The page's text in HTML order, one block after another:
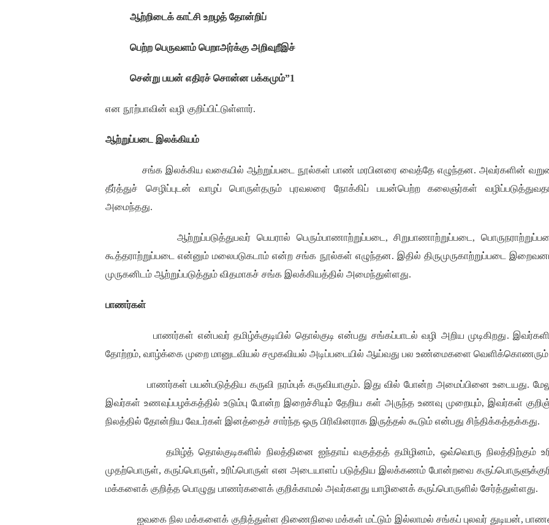
ஆற்றிடைக் காட்சி உறழத் தோன்றிப்
பெற்ற பெருவளம் பெறாஅர்க்கு அறிவுறீஇச்
சென்று பயன் எதிரச் சொன்ன பக்கமும்”1
என நூற்பாவின் வழி குறிப்பிட்டுள்ளார்.
ஆற்றுப்படை இலக்கியம்
சங்க இலக்கிய வகையில் ஆற்றுப்படை நூல்கள் பாண் மரபினரை வைத்தே எழுந்தன. அவர்களின்
தீர்த்துச் செழிப்புடன் வாழப் பொருள்தரும் புரவலரை நோக்கிப் பயன்பெற்ற கலைஞர்கள்
அமைந்தது.
ஆற்றுப்படுத்துபவர் பெயரால் பெரும்பாணாற்றுப்படை ,சிறுபாணாற்றுப்படை ,
கூத்தராற்றுப்படை என்னும் மலைபடுகடாம் என்ற சங்க நூல்கள் எழுந்தன. இதில் திருமுருகாற்றுப்படை
முருகனிடம் ஆற்றுப்படுத்தும் விதமாகச் சங்க இலக்கியத்தில் அமைந்துள்ளது.
பாணர்கள்
பாணர்கள் என்பவர் தமிழ்க்குடியில் தொல்குடி என்பது சங்கப்பாடல் வழி அறிய முடிகிறது.
தோற்றம், வாழ்க்கை முறை மானுடவியல் சமூகவியல் அடிப்படையில் ஆய்வது பல உண்மைகளை வெளிக்கொணரும்
பாணர்கள் பயன்படுத்திய கருவி நரம்புக் கருவியாகும். இது வில் போன்ற அமைப்பினை உடையது.
இவர்கள் உணவுப்பழக்கத்தில் உடும்பு போன்ற இறைச்சியும் தேறிய கள் அருந்த உணவு முறையும், இவர்கள்
நிலத்தில் தோன்றிய வேடர்கள் இனத்தைச் சார்ந்த ஒரு பிரிவினராக இருத்தல் கூடும் என்பது சிந்திக்கத்தக்கது.
தமிழ்த் தொல்குடிகளில் நிலத்தினை ஐந்தாய் வகுத்தத் தமிழினம், ஒவ்வொரு நிலத்திற்கும்
முதற்பொருள், கருப்பொருள், உரிப்பொருள் என அடையாளப் படுத்திய இலக்கணம் போன்றவை
மக்களைக் குறித்த பொழுது பாணர்களைக் குறிக்காமல் அவர்களது யாழினைக் கருப்பொருளில் சேர்த்துள்ளது.
ஐவகை நில மக்களைக் குறித்துள்ள திணைநிலை மக்கள் மட்டும் இல்லாமல் சங்கப் புலவர் துடியன்,